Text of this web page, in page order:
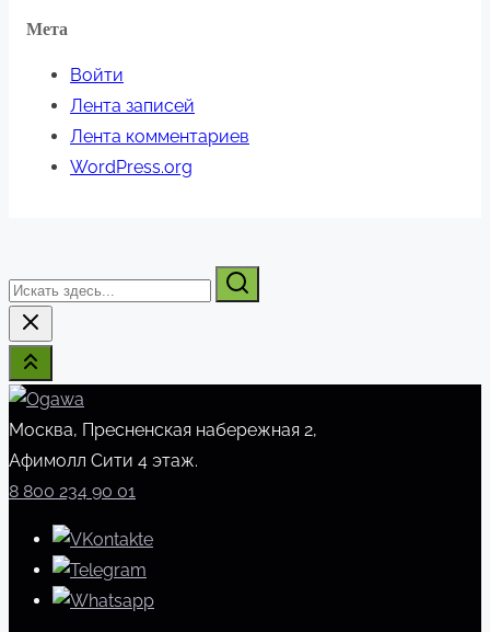
Мета
Войти
Лента записей
Лента комментариев
WordPress.org
Искать
здесь...
Москва, Пресненская набережная 2,
Афимолл Сити 4 этаж.
8 800 234 90 01